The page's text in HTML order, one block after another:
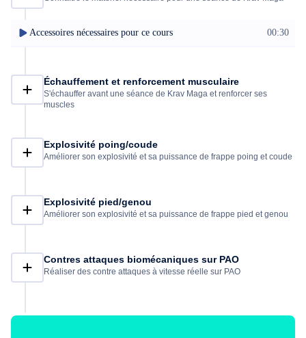
Accessoires nécessaires pour ce cours 00:30
Échauffement et renforcement musculaire
S'échauffer avant une séance de Krav Maga et renforcer ses
muscles
Explosivité poing/coude
Améliorer son explosivité et sa puissance de frappe poing et coude
Explosivité pied/genou
Améliorer son explosivité et sa puissance de frappe pied et genou
Contres attaques biomécaniques sur PAO
Réaliser des contre attaques à vitesse réelle sur PAO